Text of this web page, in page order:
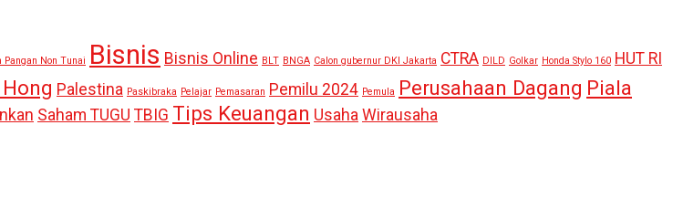
Pangan Non Tunai Bisnis Bisnis Online BLT BNGA Calon gubernur DKI Jakarta CTRA DILD Golkar Honda Stylo 160 HUT RI
Palestina Paskibraka Pelajar Pemasaran Pemilu 2024 Pemula Perusahaan Dagang Piala
Saham TUGU TBIG Tips Keuangan Usaha Wirausaha